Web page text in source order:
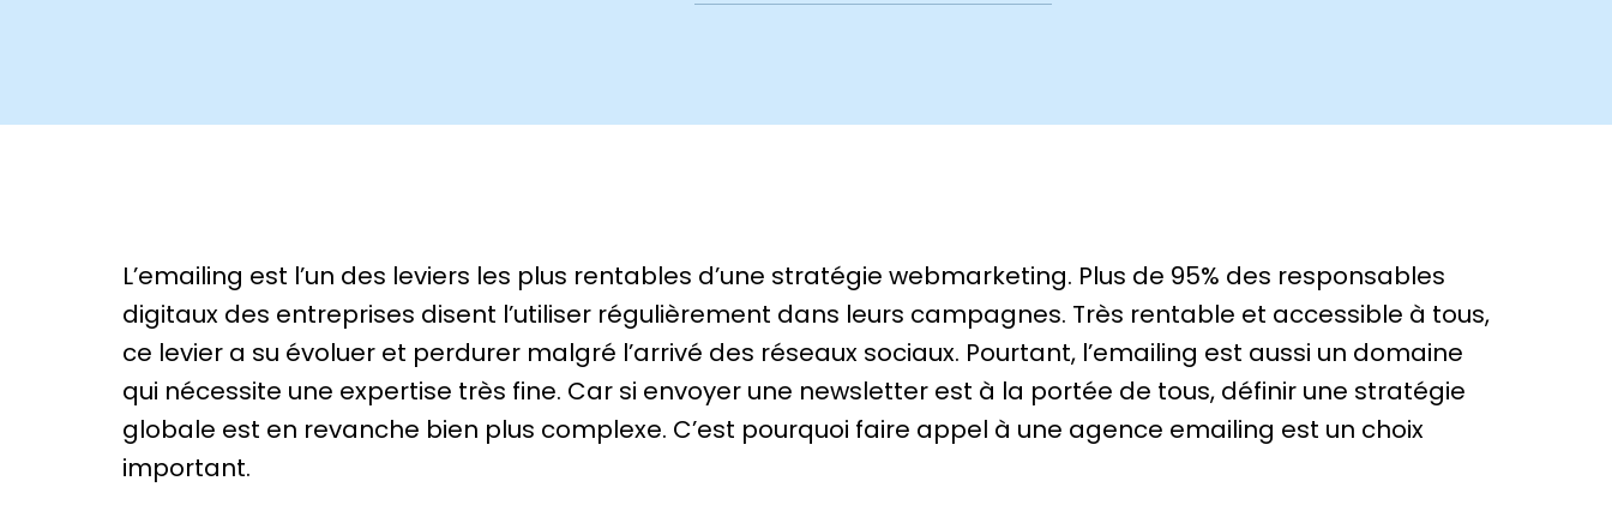
L’emailing est l’un des leviers les plus rentables d’une stratégie webmarketing. Plus de 95% des responsables
digitaux des entreprises disent l’utiliser régulièrement dans leurs campagnes. Très rentable et accessible à tous,
ce levier a su évoluer et perdurer malgré l’arrivé des réseaux sociaux. Pourtant, l’emailing est aussi un domaine
qui nécessite une expertise très fine. Car si envoyer une newsletter est à la portée de tous, définir une stratégie
globale est en revanche bien plus complexe. C’est pourquoi faire appel à une agence emailing est un choix
important.